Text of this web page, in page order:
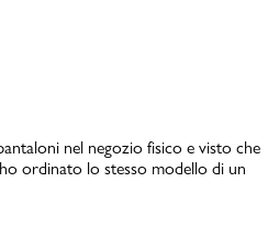
nel negozio fisico e visto che
ordinato lo stesso modello di un